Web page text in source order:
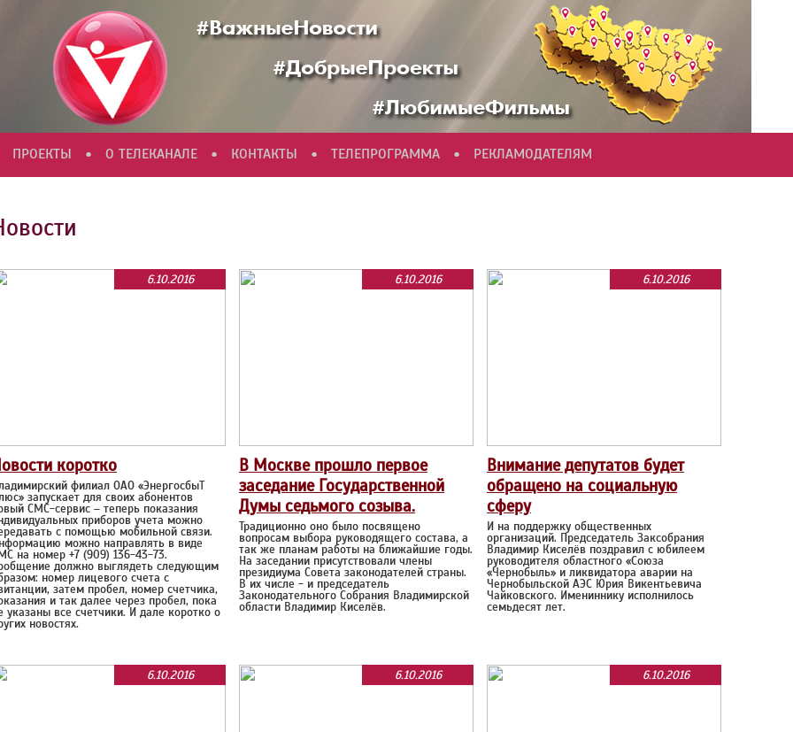
ПРОЕКТЫ • О ТЕЛЕКАНАЛЕ • КОНТАКТЫ • ТЕЛЕПРОГРАММА • РЕКЛАМОДАТЕЛЯМ
6.10.2016
коротко
филиал ОАО «ЭнергосбыТ
запускает для своих абонентов
СМС-сервис – теперь показания
приборов учета можно
с помощью мобильной связи.
можно направлять в виде
на номер +7 (909) 136-43-73.
должно выглядеть следующим
номер лицевого счета с
затем пробел, номер счетчика,
и так далее через пробел, пока
указаны все счетчики. И дале коротко о
новостях.
6.10.2016
В Москве прошло первое
заседание Государственной
Думы седьмого созыва.
Традиционно оно было посвящено
вопросам выбора руководящего состава, а
так же планам работы на ближайшие годы.
На заседании присутствовали члены
президиума Совета законодателей страны.
В их числе - и председатель
Законодательного Собрания Владимирской
области Владимир Киселёв.
6.10.2016
Внимание депутатов будет
обращено на социальную
сферу
И на поддержку общественных
организаций. Председатель Заксобрания
Владимир Киселёв поздравил с юбилеем
руководителя областного «Союза
«Чернобыль» и ликвидатора аварии на
Чернобыльской АЭС Юрия Викентьевича
Чайковского. Имениннику исполнилось
семьдесят лет.
6.10.2016 6.10.2016 6.10.2016